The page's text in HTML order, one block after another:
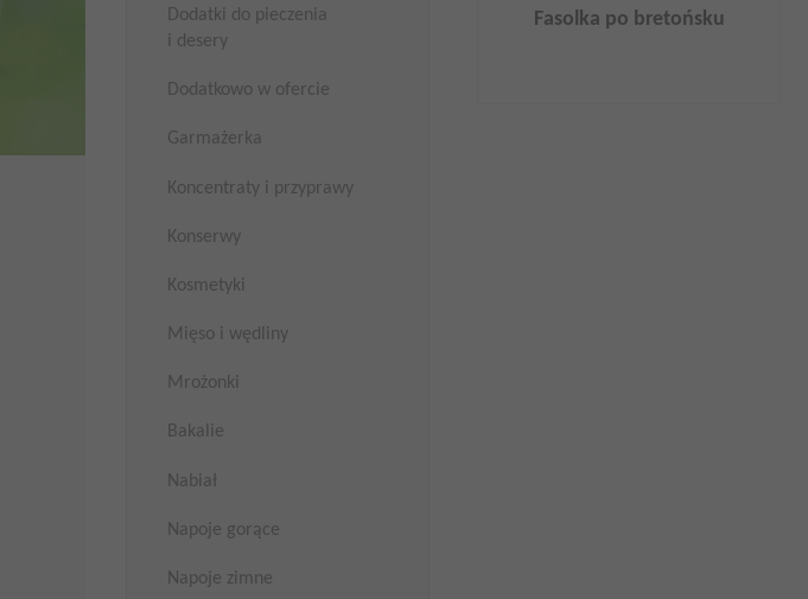
Dodatki do pieczenia
i desery
Dodatkowo w ofercie
Garmażerka
Koncentraty i przyprawy
Konserwy
Kosmetyki
Mięso i wędliny
Mrożonki
Bakalie
Nabiał
Napoje gorące
Napoje zimne
Fasolka po bretońsku